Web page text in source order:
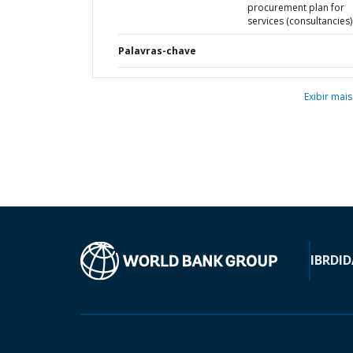
procurement plan for
services (consultancies)
Palavras-chave
Exibir mais
IBRD